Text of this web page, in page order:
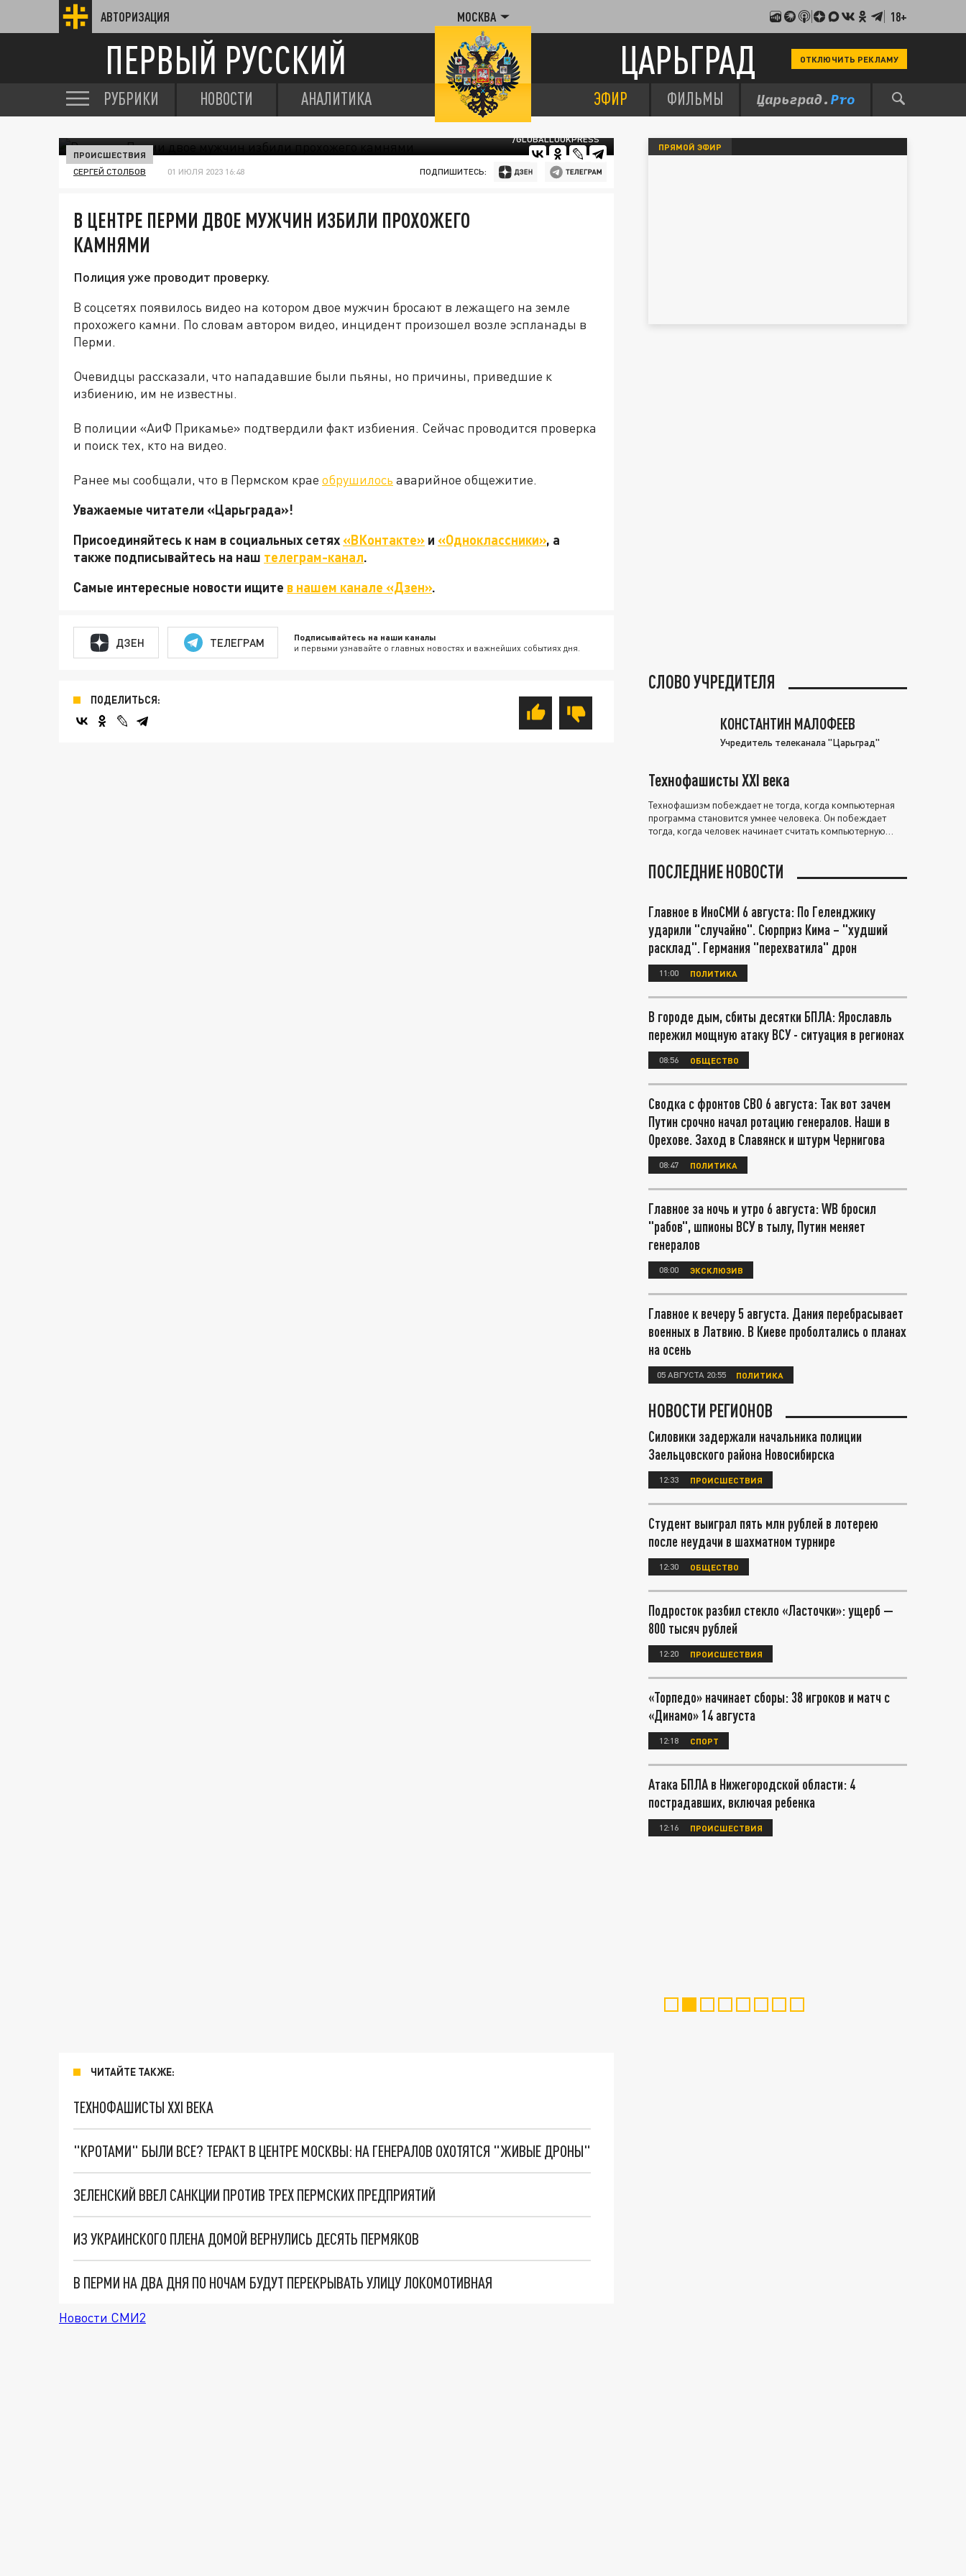
АВТОРИЗАЦИЯ МОСКВА 18+
ПЕРВЫЙ РУССКИЙ ЦАРЬГРАД ОТКЛЮЧИТЬ РЕКЛАМУ
РУБРИКИ НОВОСТИ АНАЛИТИКА ЭФИР ФИЛЬМЫ
/GLOBALLOOKPRESS
ПРОИСШЕСТВИЯ
СЕРГЕЙ СТОЛБОВ 01 ИЮЛЯ 2023 16:48 ПОДПИШИТЕСЬ:
В ЦЕНТРЕ ПЕРМИ ДВОЕ МУЖЧИН ИЗБИЛИ ПРОХОЖЕГО
КАМНЯМИ
Полиция уже проводит проверку.
В соцсетях появилось видео на котором двое мужчин бросают в лежащего на земле
прохожего камни. По словам автором видео, инцидент произошел возле эспланады в
Перми.
Очевидцы рассказали, что нападавшие были пьяны, но причины, приведшие к
избиению, им не известны.
В полиции «АиФ Прикамье» подтвердили факт избиения. Сейчас проводится проверка
и поиск тех, кто на видео.
Ранее мы сообщали, что в Пермском крае обрушилось аварийное общежитие.
Уважаемые читатели «Царьграда»!
Присоединяйтесь к нам в социальных сетях«ВКонтакте» и «Одноклассники», а
также подписывайтесь на наш телеграм-канал.
Самые интересные новости ищите в нашем канале «Дзен».
ДЗЕН ТЕЛЕГРАМ Подписывайтесь на наши каналы
и первыми узнавайте о главных новостях и важнейших событиях дня.
ПОДЕЛИТЬСЯ:
ЧИТАЙТЕ ТАКЖЕ:
ТЕХНОФАШИСТЫ XXI ВЕКА
"КРОТАМИ" БЫЛИ ВСЕ? ТЕРАКТ В ЦЕНТРЕ МОСКВЫ: НА ГЕНЕРАЛОВ ОХОТЯТСЯ "ЖИВЫЕ ДРОНЫ"
ЗЕЛЕНСКИЙ ВВЕЛ САНКЦИИ ПРОТИВ ТРЕХ ПЕРМСКИХ ПРЕДПРИЯТИЙ
ИЗ УКРАИНСКОГО ПЛЕНА ДОМОЙ ВЕРНУЛИСЬ ДЕСЯТЬ ПЕРМЯКОВ
В ПЕРМИ НА ДВА ДНЯ ПО НОЧАМ БУДУТ ПЕРЕКРЫВАТЬ УЛИЦУ ЛОКОМОТИВНАЯ
Новости СМИ2
ПРЯМОЙ ЭФИР
СЛОВО УЧРЕДИТЕЛЯ
КОНСТАНТИН МАЛОФЕЕВ
Учредитель телеканала "Царьград"
Технофашисты XXI века
Технофашизм побеждает не тогда, когда компьютерная
программа становится умнее человека. Он побеждает
тогда, когда человек начинает считать компьютерную
ПОСЛЕДНИЕ НОВОСТИ
Главное в ИноСМИ 6 августа: По Геленджику
ударили "случайно". Сюрприз Кима – "худший
расклад". Германия "перехватила" дрон
11:00 ПОЛИТИКА
В городе дым, сбиты десятки БПЛА: Ярославль
пережил мощную атаку ВСУ - ситуация в регионах
08:56 ОБЩЕСТВО
Сводка с фронтов СВО 6 августа: Так вот зачем
Путин срочно начал ротацию генералов. Наши в
Орехове. Заход в Славянск и штурм Чернигова
08:47 ПОЛИТИКА
Главное за ночь и утро 6 августа: WB бросил
"рабов", шпионы ВСУ в тылу, Путин меняет
генералов
08:00 ЭКСКЛЮЗИВ
Главное к вечеру 5 августа. Дания перебрасывает
военных в Латвию. В Киеве проболтались о планах
на осень
05 АВГУСТА 20:55 ПОЛИТИКА
НОВОСТИ РЕГИОНОВ
Силовики задержали начальника полиции
Заельцовского района Новосибирска
12:33 ПРОИСШЕСТВИЯ
Студент выиграл пять млн рублей в лотерею
после неудачи в шахматном турнире
12:30 ОБЩЕСТВО
Подросток разбил стекло «Ласточки»: ущерб —
800 тысяч рублей
12:20 ПРОИСШЕСТВИЯ
«Торпедо» начинает сборы: 38 игроков и матч с
«Динамо» 14 августа
12:18 СПОРТ
Атака БПЛА в Нижегородской области: 4
пострадавших, включая ребенка
12:16 ПРОИСШЕСТВИЯ